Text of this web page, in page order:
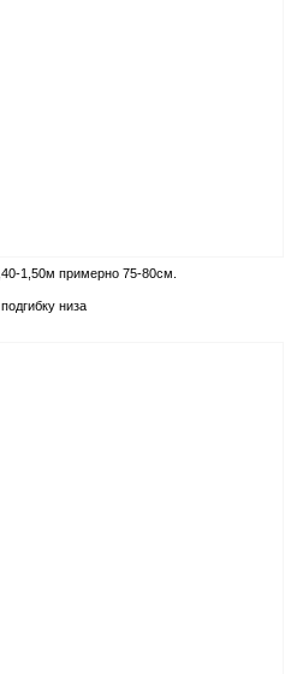
1,50м примерно 75-80см.
низа